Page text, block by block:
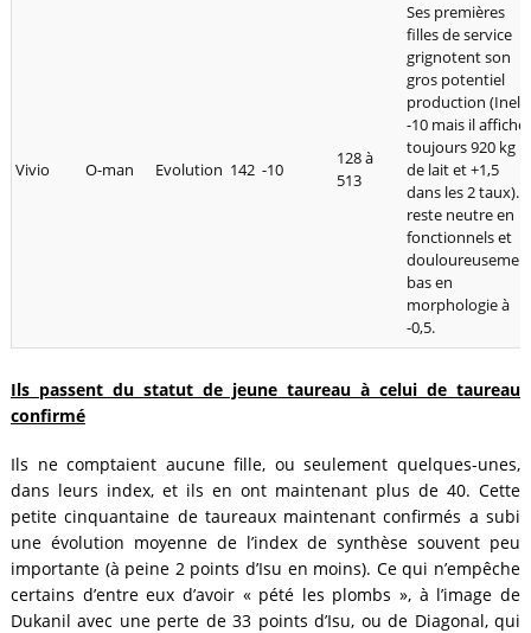
Vivio O-man Evolution 142 -10
128 à
513
Ses premières
filles de service
grignotent son
gros potentiel
production (Inel
-10 mais il affiche
toujours 920 kg
de lait et +1,5
dans les 2 taux). Il
reste neutre en
fonctionnels et
bas en
morphologie à
-0,5.
Ils passent du statut de jeune taureau à celui de taureau
confirmé
Ils ne comptaient aucune fille, ou seulement quelques-unes,
dans leurs index, et ils en ont maintenant plus de 40. Cette
petite cinquantaine de taureaux maintenant confirmés a subi
une évolution moyenne de l’index de synthèse souvent peu
importante (à peine 2 points d’Isu en moins). Ce qui n’empêche
certains d’entre eux d’avoir « pété les plombs », à l’image de
Dukanil avec une perte de 33 points d’Isu, ou de Diagonal, qui